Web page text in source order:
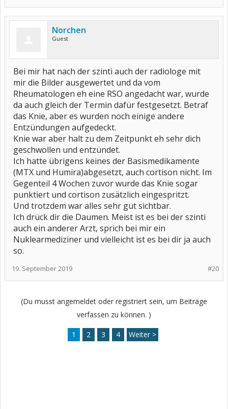
Norchen
Guest
Bei mir hat nach der szinti auch der radiologe mit
mir die Bilder ausgewertet und da vom
Rheumatologen eh eine RSO angedacht war, wurde
da auch gleich der Termin dafür festgesetzt. Betraf
das Knie, aber es wurden noch einige andere
Entzündungen aufgedeckt.
Knie war aber halt zu dem Zeitpunkt eh sehr dich
geschwollen und entzündet.
Ich hatte übrigens keines der Basismedikamente
(MTX und Humira)abgesetzt, auch cortison nicht. Im
Gegenteil 4 Wochen zuvor wurde das Knie sogar
punktiert und cortison zusätzlich eingespritzt.
Und trotzdem war alles sehr gut sichtbar.
Ich drück dir die Daumen. Meist ist es bei der szinti
auch ein anderer Arzt, sprich bei mir ein
Nuklearmediziner und vielleicht ist es bei dir ja auch
so.
#20
19. September 2019
(Du musst angemeldet oder registriert sein, um Beiträge
verfassen zu können. )
1 2 3 4 Weiter >